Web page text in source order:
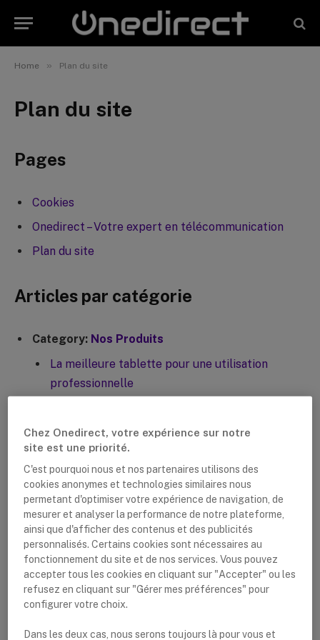
Home » Plan du site
Plan du site
Pages
Cookies
Onedirect – Votre expert en télécommunication
Plan du site
Articles par catégorie
Category: Nos Produits
La meilleure tablette pour une utilisation
professionnelle
VoIP et SIP | Quelle est la différence?
Talkies-Walkies | Les meilleures talkies-walkies
sportifs en 2021
Talkies-Walkies | Longue portée
Talkies-Walkies | Quelle portée ai-je besoin?
Talkies-Walkies | Différence entre VHF et UHF
Licence de talkie-walkie en Belgique
Cleyver Xdive: la dernière innovation!
Chez Onedirect, votre expérience sur notre
site est une priorité.
C'est pourquoi nous et nos partenaires utilisons des
cookies anonymes et technologies similaires nous
permetant d'optimiser votre expérience de navigation, de
mesurer et analyser la performance de notre plateforme,
ainsi que d'afficher des contenus et des publicités
personnalisés. Certains cookies sont nécessaires au
fonctionnement du site et de nos services. Vous pouvez
accepter tous les cookies en cliquant sur "Accepter" ou les
refusez en cliquant sur "Gérer mes préférences" pour
configurer votre choix.
Dans les deux cas, nous serons toujours là pour vous et